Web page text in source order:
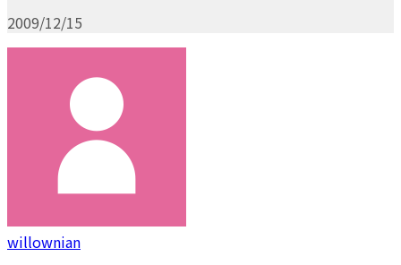
2009/12/15
willownian